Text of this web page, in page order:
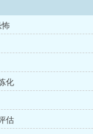
怖
化
估